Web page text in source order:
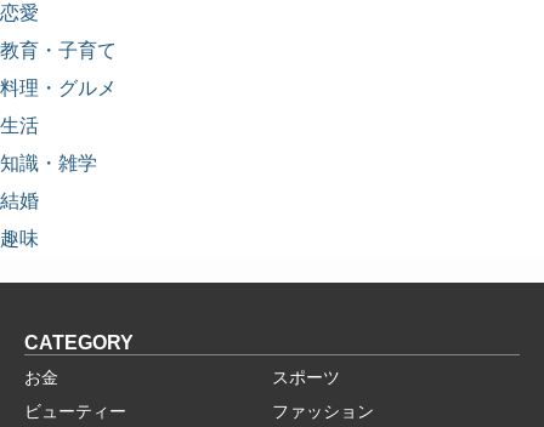
恋愛
教育・子育て
料理・グルメ
生活
知識・雑学
結婚
趣味
CATEGORY
お金
スポーツ
ビューティー
ファッション